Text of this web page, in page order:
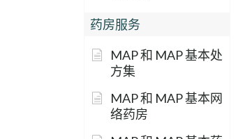
药房服务
MAP 和 MAP 基本处
方集
MAP 和 MAP 基本网
络药房